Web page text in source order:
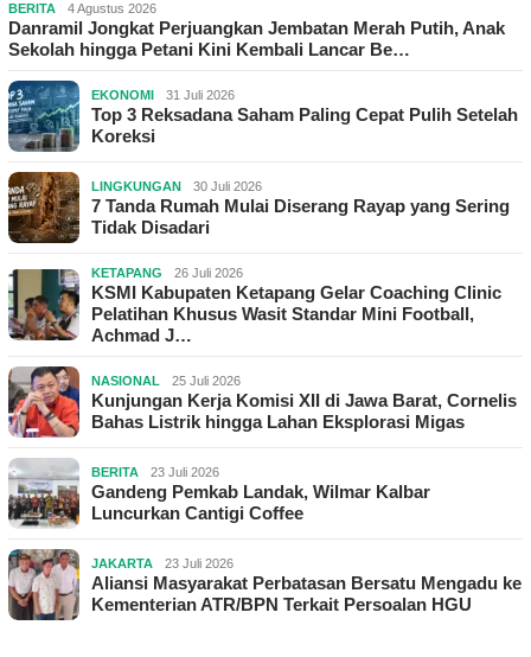
BERITA 4 Agustus 2026
Danramil Jongkat Perjuangkan Jembatan Merah Putih, Anak
Sekolah hingga Petani Kini Kembali Lancar Be…
EKONOMI 31 Juli 2026
Top 3 Reksadana Saham Paling Cepat Pulih Setelah
Koreksi
LINGKUNGAN 30 Juli 2026
7 Tanda Rumah Mulai Diserang Rayap yang Sering
Tidak Disadari
KETAPANG 26 Juli 2026
KSMI Kabupaten Ketapang Gelar Coaching Clinic
Pelatihan Khusus Wasit Standar Mini Football,
Achmad J…
NASIONAL 25 Juli 2026
Kunjungan Kerja Komisi XII di Jawa Barat, Cornelis
Bahas Listrik hingga Lahan Eksplorasi Migas
BERITA 23 Juli 2026
Gandeng Pemkab Landak, Wilmar Kalbar
Luncurkan Cantigi Coffee
JAKARTA 23 Juli 2026
Aliansi Masyarakat Perbatasan Bersatu Mengadu ke
Kementerian ATR/BPN Terkait Persoalan HGU